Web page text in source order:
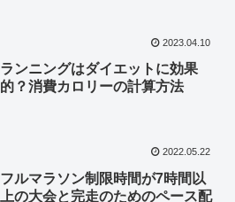
2023.04.10
ランニングはダイエットに効果
的？消費カロリーの計算方法
2022.05.22
フルマラソン制限時間が7時間以
上の大会と完走のためのペース配